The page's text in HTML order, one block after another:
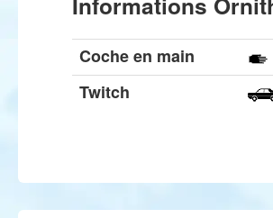
Coche en main
Twitch